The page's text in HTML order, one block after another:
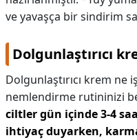
ve yavaşça bir sindirim
Dolgunlaştırıcı
Dolgunlaştırıcı krem ne
nemlendirme rutininizi
ciltler gün içinde 3-4
ihtiyaç duyarken,